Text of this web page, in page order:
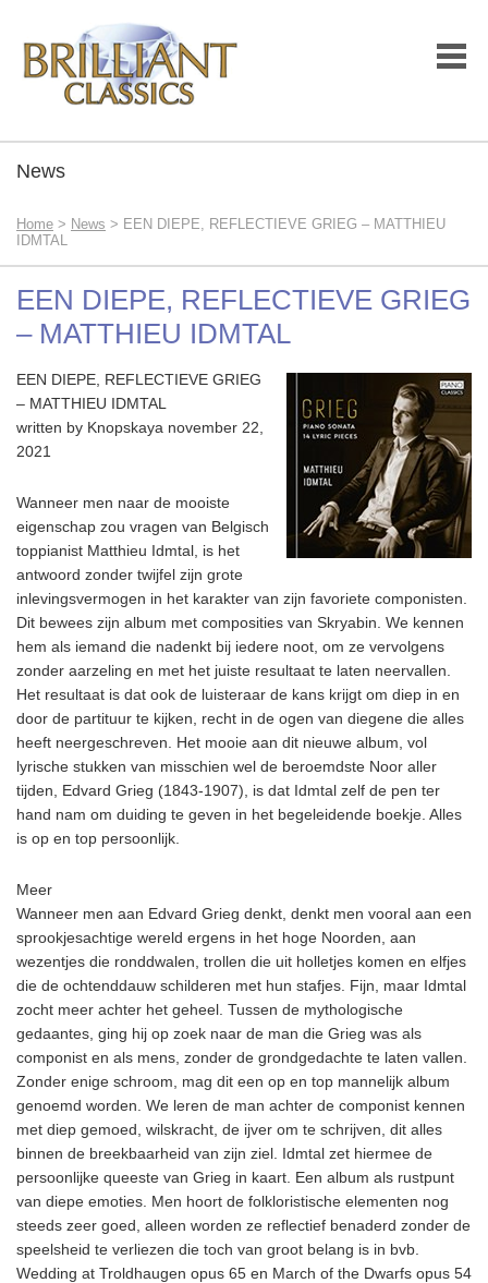
News
Home > News > EEN DIEPE, REFLECTIEVE GRIEG – MATTHIEU
IDMTAL
EEN DIEPE, REFLECTIEVE GRIEG
– MATTHIEU IDMTAL
EEN DIEPE, REFLECTIEVE GRIEG
– MATTHIEU IDMTAL
written by Knopskaya november 22,
2021
Wanneer men naar de mooiste
eigenschap zou vragen van Belgisch
toppianist Matthieu Idmtal, is het
antwoord zonder twijfel zijn grote
inlevingsvermogen in het karakter van zijn favoriete componisten.
Dit bewees zijn album met composities van Skryabin. We kennen
hem als iemand die nadenkt bij iedere noot, om ze vervolgens
zonder aarzeling en met het juiste resultaat te laten neervallen.
Het resultaat is dat ook de luisteraar de kans krijgt om diep in en
door de partituur te kijken, recht in de ogen van diegene die alles
heeft neergeschreven. Het mooie aan dit nieuwe album, vol
lyrische stukken van misschien wel de beroemdste Noor aller
tijden, Edvard Grieg (1843-1907), is dat Idmtal zelf de pen ter
hand nam om duiding te geven in het begeleidende boekje. Alles
is op en top persoonlijk.
Meer
Wanneer men aan Edvard Grieg denkt, denkt men vooral aan een
sprookjesachtige wereld ergens in het hoge Noorden, aan
wezentjes die ronddwalen, trollen die uit holletjes komen en elfjes
die de ochtenddauw schilderen met hun stafjes. Fijn, maar Idmtal
zocht meer achter het geheel. Tussen de mythologische
gedaantes, ging hij op zoek naar de man die Grieg was als
componist en als mens, zonder de grondgedachte te laten vallen.
Zonder enige schroom, mag dit een op en top mannelijk album
genoemd worden. We leren de man achter de componist kennen
met diep gemoed, wilskracht, de ijver om te schrijven, dit alles
binnen de breekbaarheid van zijn ziel. Idmtal zet hiermee de
persoonlijke queeste van Grieg in kaart. Een album als rustpunt
van diepe emoties. Men hoort de folkloristische elementen nog
steeds zeer goed, alleen worden ze reflectief benaderd zonder de
speelsheid te verliezen die toch van groot belang is in bvb.
Wedding at Troldhaugen opus 65 en March of the Dwarfs opus 54